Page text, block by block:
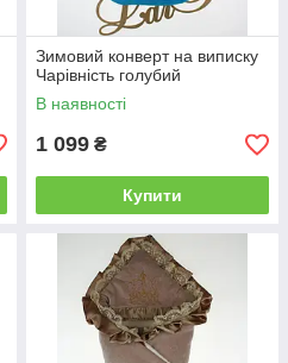
Зимовий конверт на виписку
Чарівність голубий
В наявності
1 099 ₴
Купити